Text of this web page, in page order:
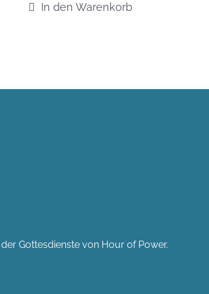
In den Warenkorb
Gottesdienste von Hour of Power.